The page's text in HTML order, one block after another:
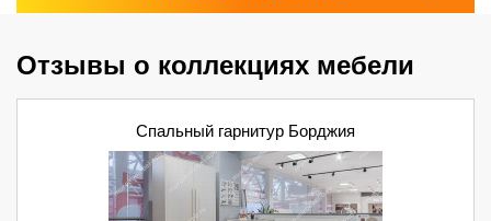
Отзывы о коллекциях мебели
Спальный гарнитур Борджия